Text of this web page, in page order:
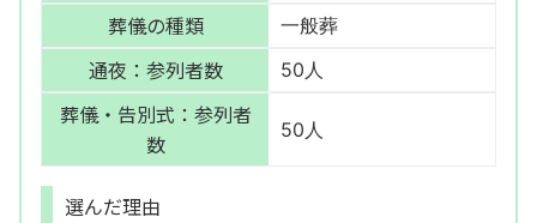
葬儀の種類 一般葬
通夜：参列者数 50人
葬儀・告別式：参列者
数
50人
選んだ理由